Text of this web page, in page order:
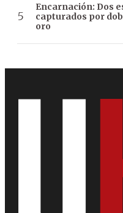
Encarnación: Dos
capturados por
oro